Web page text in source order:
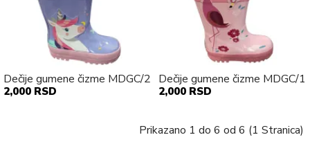
Dečije gumene čizme MDGC/2
2,000 RSD
Dečije gumene čizme MDGC/1
2,000 RSD
Prikazano 1 do 6 od 6 (1 Stranica)